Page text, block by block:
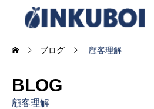
ブログ 顧客理解
BLOG
顧客理解